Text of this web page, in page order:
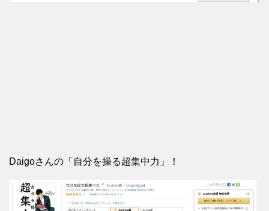
Daigoさんの「自分を操る超集中力」！